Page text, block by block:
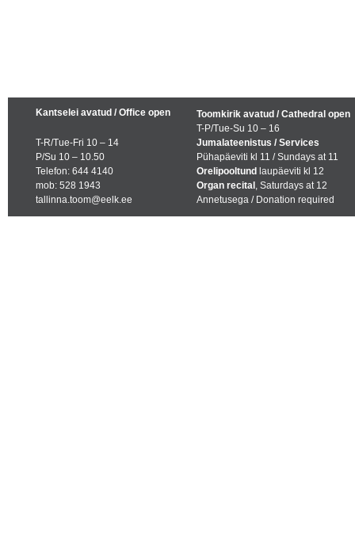
Kantselei avatud / Office open
T-R/Tue-Fri 10 – 14
P/Su 10 – 10.50
Telefon: 644 4140
mob: 528 1943
tallinna.toom@eelk.ee
Toomkirik avatud / Cathedral open
T-P/Tue-Su 10 – 16
Jumalateenistus / Services
Pühapäeviti kl 11 / Sundays at 11
Orelipooltund laupäeviti kl 12
Organ recital , Saturdays at 12
Annetusega / Donation required